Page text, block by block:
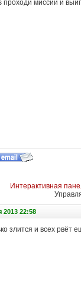
проходи миссии и
Интерактивная
22:58
злится и всех рвёт